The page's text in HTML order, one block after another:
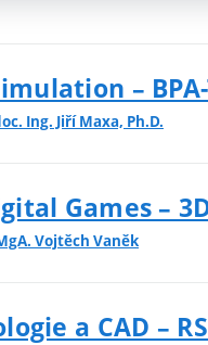
–
Ing. Jiří Maxa, Ph.D.
Games –
Vojtěch Vaněk
a CAD –